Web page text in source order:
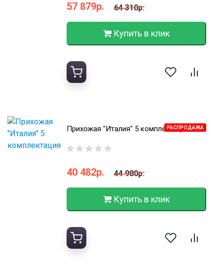
57 879р. 64 310р.
Купить в клик
РАСПРОДАЖА
Прихожая "Италия" 5 комплектация
40 482р. 44 980р.
Купить в клик